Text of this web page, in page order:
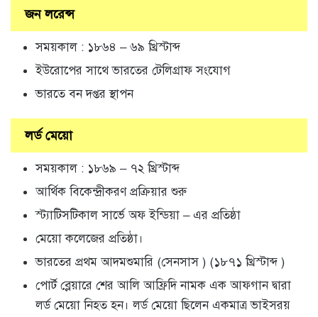
জন লরেন্স
সময়কাল : ১৮৬৪ – ৬৯ খ্রিস্টাব্দ
ইউরোপের সাথে ভারতের টেলিগ্রাফ সংযোগ
ভারতে বন দপ্তর স্থাপন
লর্ড মেয়ো
সময়কাল : ১৮৬৯ – ৭২ খ্রিস্টাব্দ
আর্থিক বিকেন্দ্রীকরণ প্রক্রিয়ার শুরু
স্ট্যাটিসটিকাল সার্ভে অফ ইন্ডিয়া – এর প্রতিষ্ঠা
মেয়ো কলেজের প্রতিষ্ঠা।
ভারতের প্রথম আদমশুমারি (সেনসাস ) (১৮৭১ খ্রিস্টাব্দ )
পোর্ট ব্লেয়ারে শের আলি আফ্রিদি নামক এক আফগান দ্বারা
লর্ড মেয়ো নিহত হন। লর্ড মেয়ো ছিলেন একমাত্র ভাইসরয়